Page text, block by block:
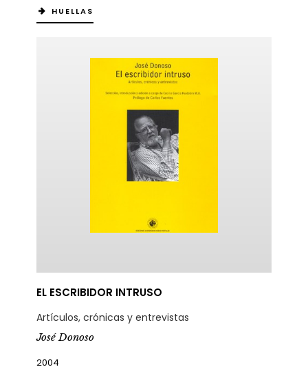
HUELLAS
EL ESCRIBIDOR INTRUSO
Artículos, crónicas y entrevistas
José Donoso
2004